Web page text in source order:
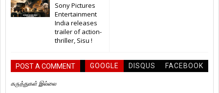
Sony Pictures
Entertainment
India releases
trailer of action-
thriller, Sisu !
POST A COMMENT GOOGLE DISQUS FACEBOOK
கருத்துகள் இல்லை